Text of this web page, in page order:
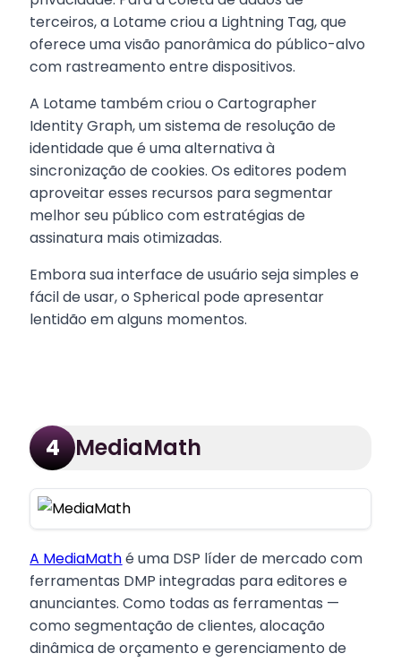
terceiros, a Lotame criou a Lightning Tag, que
oferece uma visão panorâmica do público-alvo
com rastreamento entre dispositivos.
A Lotame também criou o Cartographer
Identity Graph, um sistema de resolução de
identidade que é uma alternativa à
sincronização de cookies. Os editores podem
aproveitar esses recursos para segmentar
melhor seu público com estratégias de
assinatura mais otimizadas.
Embora sua interface de usuário seja simples e
fácil de usar, o Spherical pode apresentar
lentidão em alguns momentos.
4 MediaMath
A MediaMathé uma DSP líder de mercado com
ferramentas DMP integradas para editores e
anunciantes. Como todas as ferramentas —
como segmentação de clientes, alocação
dinâmica de orçamento e gerenciamento de